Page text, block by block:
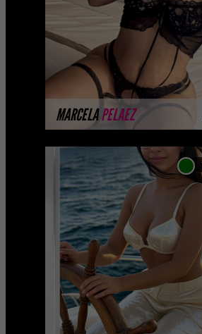
MARCELAPELAEZ
completando su sesión ...
MÁS INFORMACIÓN
SALMA MILAN-CATALOGO
PLATINO
Platinum Esta modelo
nuestro Catálogo Privado
Selección privada de
nivel de belleza y perform ...